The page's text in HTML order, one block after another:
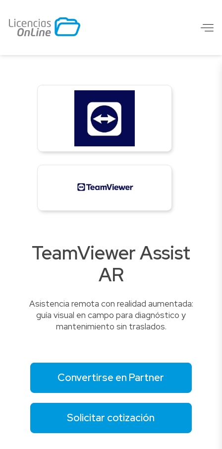
TeamViewer Assist
AR
Asistencia remota con realidad aumentada:
guía visual en campo para diagnóstico y
mantenimiento sin traslados.
Convertirse en Partner
Solicitar cotización